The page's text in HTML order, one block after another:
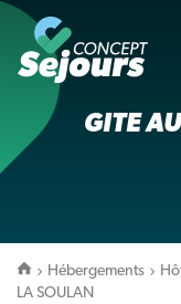
GITE
Hébergements
LA SOULAN